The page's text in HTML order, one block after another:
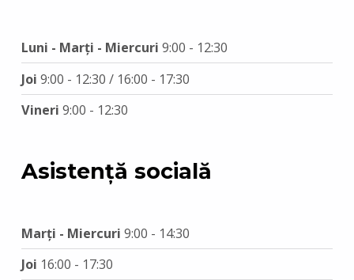
Luni - Marți - Miercuri 9:00 - 12:30
Joi 9:00 - 12:30 / 16:00 - 17:30
Vineri 9:00 - 12:30
Asistență socială
Marți - Miercuri 9:00 - 14:30
Joi 16:00 - 17:30